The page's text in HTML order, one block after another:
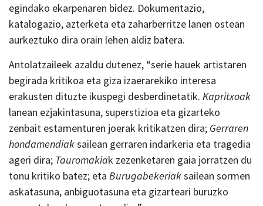
egindako ekarpenaren bidez. Dokumentazio,
katalogazio, azterketa eta zaharberritze lanen ostean
aurkeztuko dira orain lehen aldiz batera.
Antolatzaileek azaldu dutenez, “serie hauek artistaren
begirada kritikoa eta giza izaerarekiko interesa
erakusten dituzte ikuspegi desberdinetatik. Kapritxoak
lanean ezjakintasuna, superstizioa eta gizarteko
zenbait estamenturen joerak kritikatzen dira; Gerraren
hondamendiaksailean gerraren indarkeria eta tragedia
ageri dira; Tauromakiak zezenketaren gaia jorratzen du
tonu kritiko batez; eta Burugabekeriaksailean sormen
askatasuna, anbiguotasuna eta gizarteari buruzko